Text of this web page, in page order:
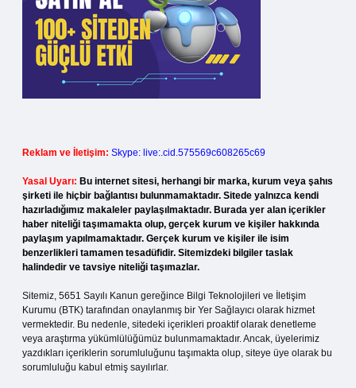
Reklam ve İletişim: Skype: live:.cid.575569c608265c69
Yasal Uyarı: Bu internet sitesi, herhangi bir marka, kurum veya şahıs
şirketi ile hiçbir bağlantısı bulunmamaktadır. Sitede yalnızca kendi
hazırladığımız makaleler paylaşılmaktadır. Burada yer alan içerikler
haber niteliği taşımamakta olup, gerçek kurum ve kişiler hakkında
paylaşım yapılmamaktadır. Gerçek kurum ve kişiler ile isim
benzerlikleri tamamen tesadüfidir. Sitemizdeki bilgiler taslak
halindedir ve tavsiye niteliği taşımazlar.
Sitemiz, 5651 Sayılı Kanun gereğince Bilgi Teknolojileri ve İletişim
Kurumu (BTK) tarafından onaylanmış bir Yer Sağlayıcı olarak hizmet
vermektedir. Bu nedenle, sitedeki içerikleri proaktif olarak denetleme
veya araştırma yükümlülüğümüz bulunmamaktadır. Ancak, üyelerimiz
yazdıkları içeriklerin sorumluluğunu taşımakta olup, siteye üye olarak bu
sorumluluğu kabul etmiş sayılırlar.